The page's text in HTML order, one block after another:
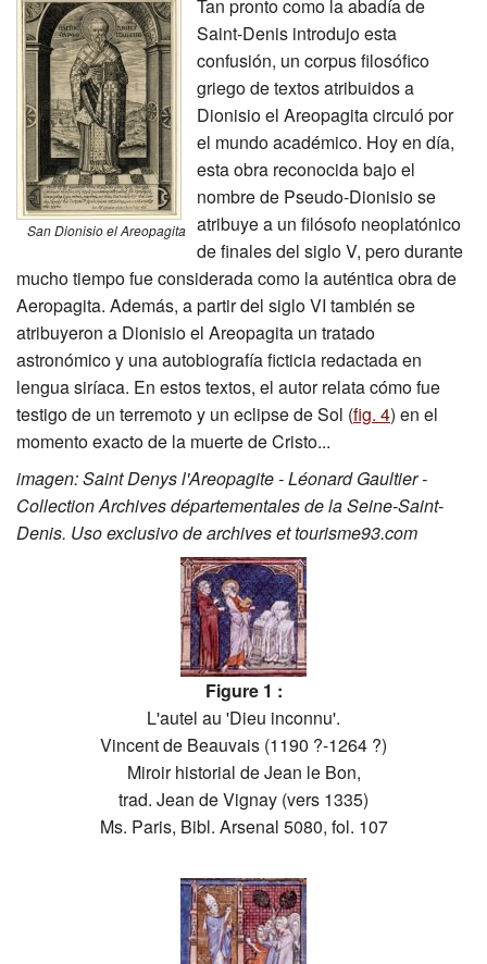
San Dionisio el Areopagita
Tan pronto como la abadía de
Saint-Denis introdujo esta
confusión, un corpus filosófico
griego de textos atribuidos a
Dionisio el Areopagita circuló por
el mundo académico. Hoy en día,
esta obra reconocida bajo el
nombre de Pseudo-Dionisio se
atribuye a un filósofo neoplatónico
de finales del siglo V, pero durante
mucho tiempo fue considerada como la auténtica obra de
Aeropagita. Además, a partir del siglo VI también se
atribuyeron a Dionisio el Areopagita un tratado
astronómico y una autobiografía ficticia redactada en
lengua siríaca. En estos textos, el autor relata cómo fue
testigo de un terremoto y un eclipse de Sol (fig. 4) en el
momento exacto de la muerte de Cristo...
imagen: Saint Denys l'Areopagite - Léonard Gaultier -
Collection Archives départementales de la Seine-Saint-
Denis. Uso exclusivo de archives et tourisme93.com
Figure 1 :
L'autel au 'Dieu inconnu'.
Vincent de Beauvais (1190 ?-1264 ?)
Miroir historial de Jean le Bon,
trad. Jean de Vignay (vers 1335)
Ms. Paris, Bibl. Arsenal 5080, fol. 107